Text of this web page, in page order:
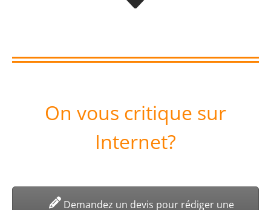
On vous critique sur
Internet?
Demandez un devis pour rédiger une